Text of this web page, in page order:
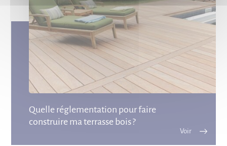
Quelle réglementation pour faire
construire ma terrasse bois ?